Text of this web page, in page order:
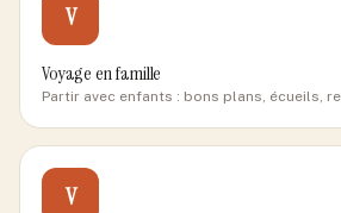
V
Voyage en famille
Partir avec enfants : bons plans, écueils,
V